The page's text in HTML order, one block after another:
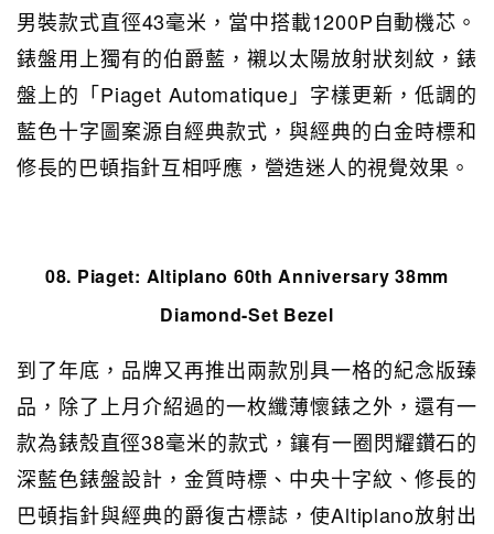
男裝款式直徑43毫米，當中搭載1200P自動機芯。
錶盤用上獨有的伯爵藍，襯以太陽放射狀刻紋，錶
盤上的「Piaget Automatique」字樣更新，低調的
藍色十字圖案源自經典款式，與經典的白金時標和
修長的巴頓指針互相呼應，營造迷人的視覺效果。
08. Piaget: Altiplano 60th Anniversary 38mm
Diamond-Set Bezel
到了年底，品牌又再推出兩款別具一格的紀念版臻
品，除了上月介紹過的一枚纖薄懷錶之外，還有一
款為錶殼直徑38毫米的款式，鑲有一圈閃耀鑽石的
深藍色錶盤設計，金質時標、中央十字紋、修長的
巴頓指針與經典的爵復古標誌，使Altiplano放射出